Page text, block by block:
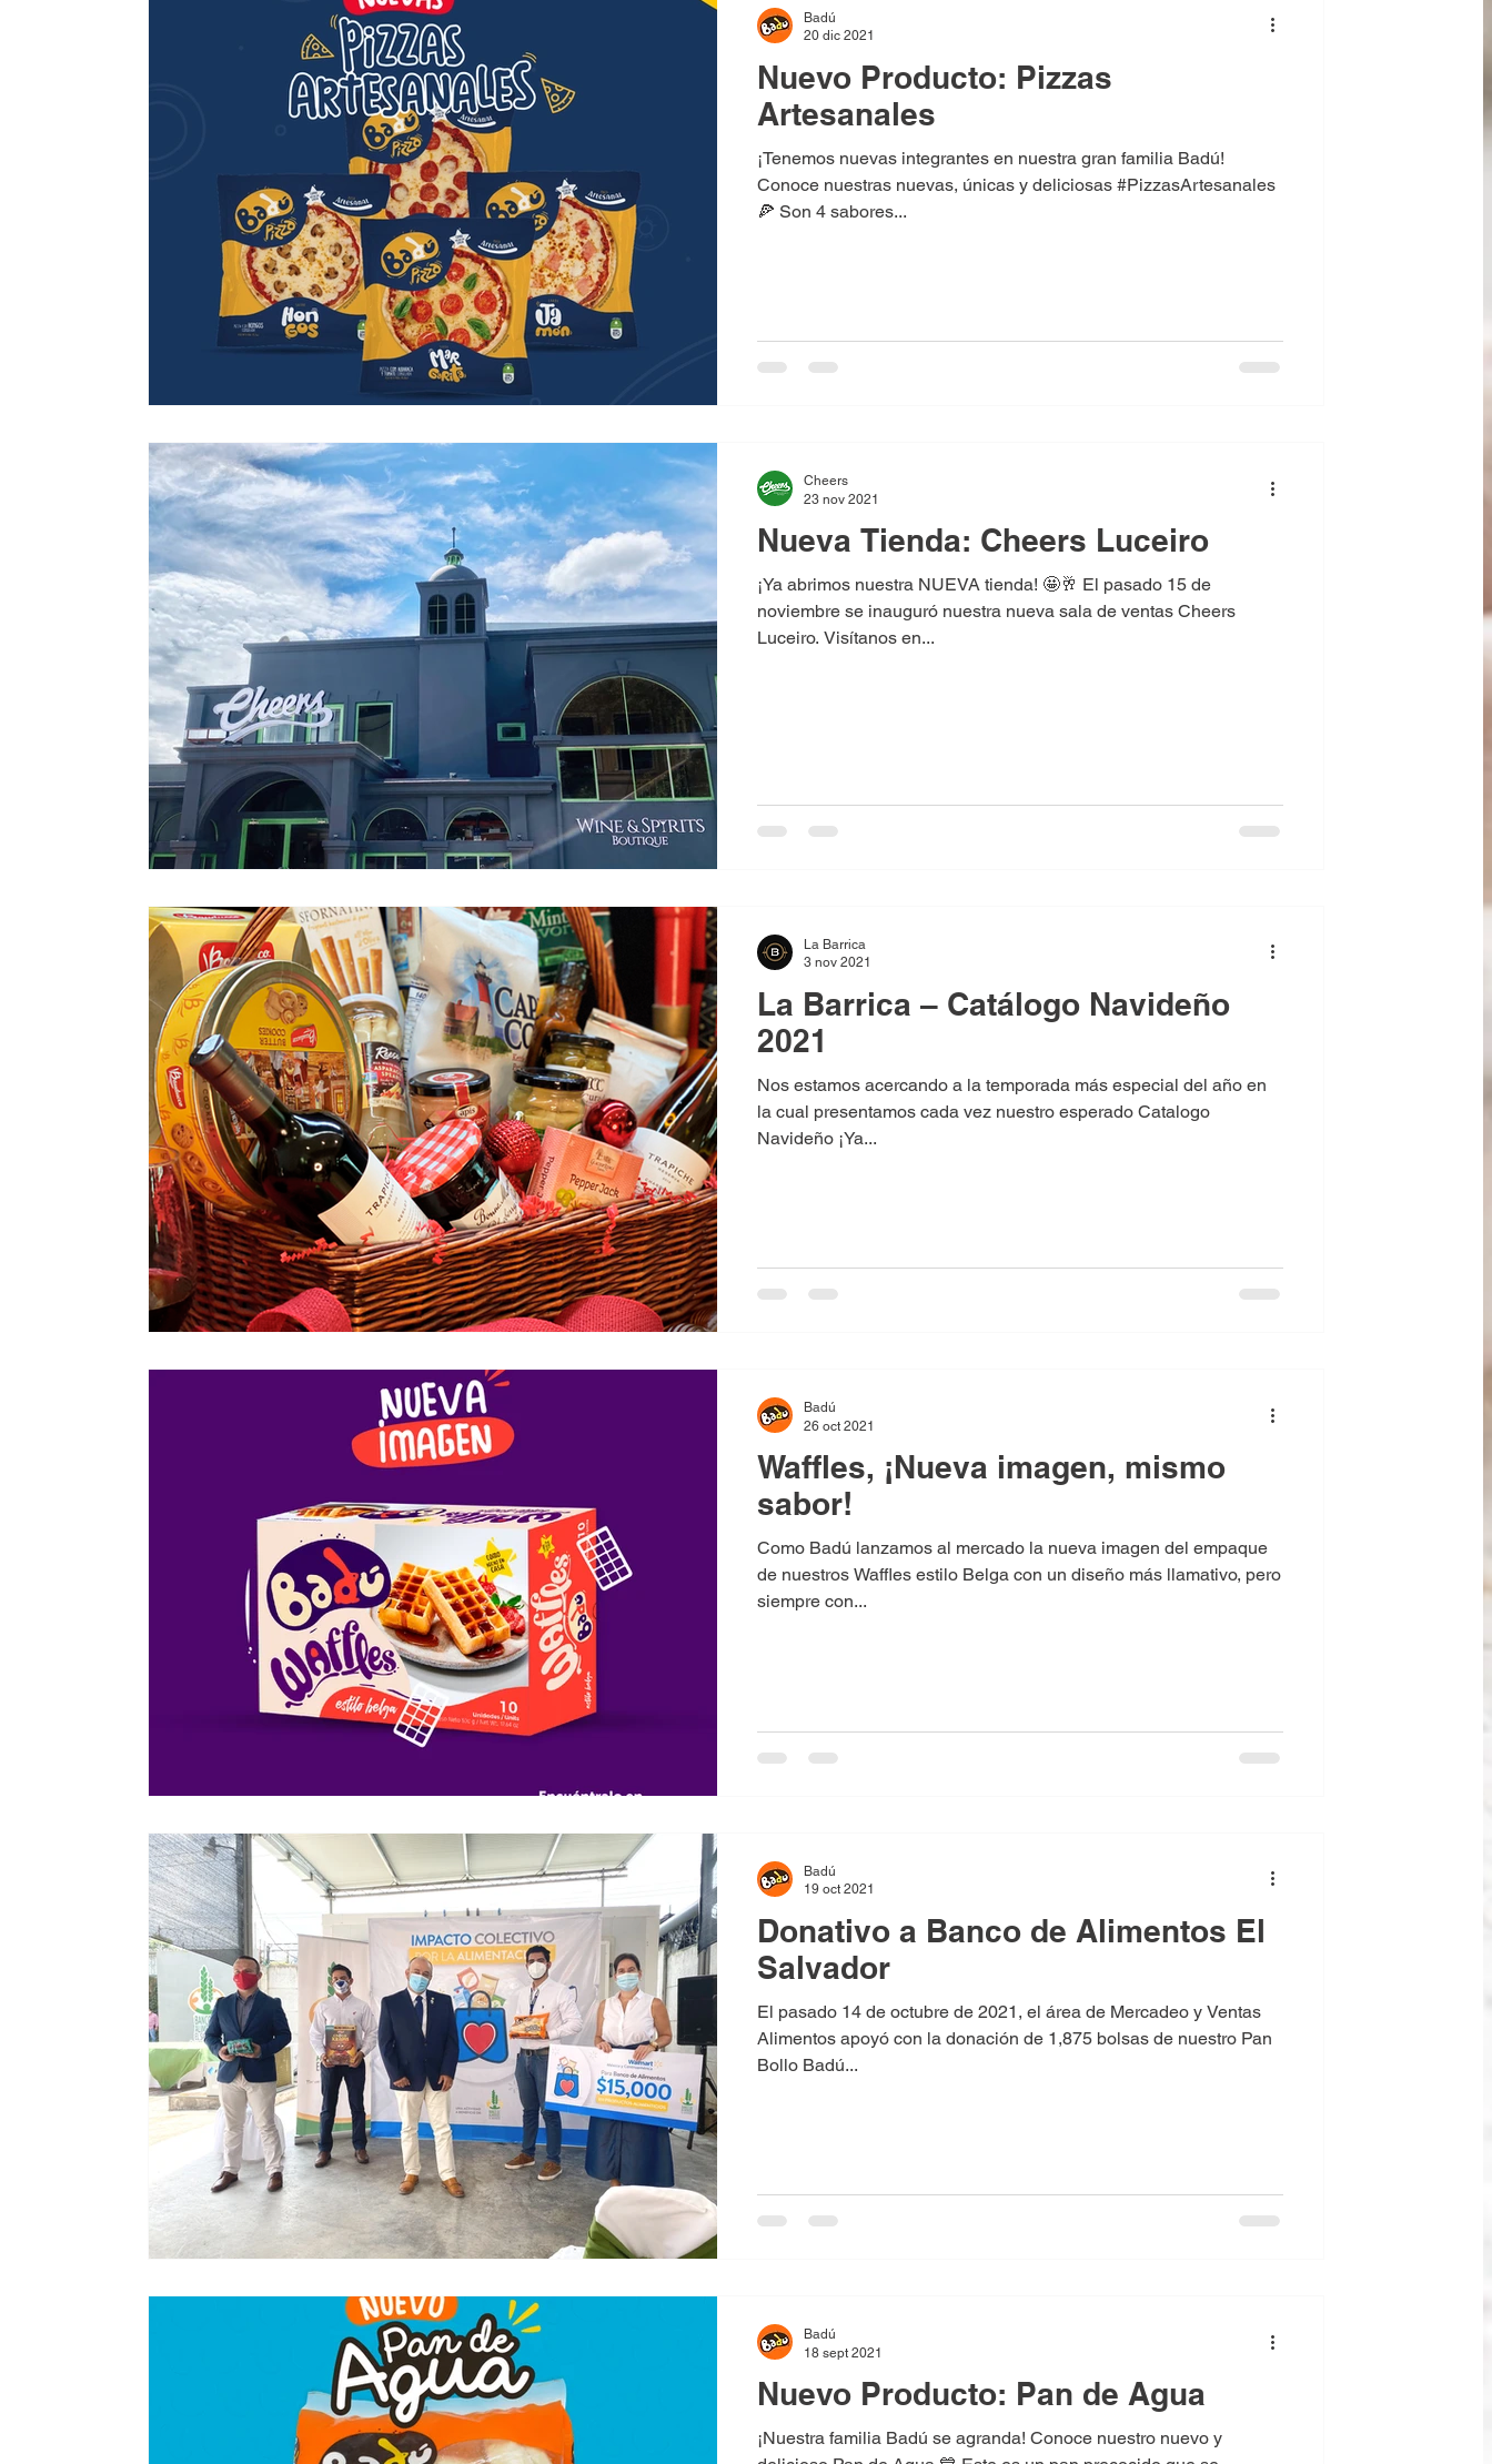
Nuevo Producto: Pizzas
Artesanales
¡Tenemos nuevas integrantes en nuestra gran familia Badú!
Conoce nuestras nuevas, únicas y deliciosas #PizzasArtesanales
🍕 Son 4 sabores...
Badú
20 dic 2021
Nueva Tienda: Cheers Luceiro
¡Ya abrimos nuestra NUEVA tienda! 🤩🥂 El pasado 15 de
noviembre se inauguró nuestra nueva sala de ventas Cheers
Luceiro. Visítanos en...
Cheers
23 nov 2021
La Barrica – Catálogo Navideño
2021
Nos estamos acercando a la temporada más especial del año en
la cual presentamos cada vez nuestro esperado Catalogo
Navideño ¡Ya...
La Barrica
3 nov 2021
Waffles, ¡Nueva imagen, mismo
sabor!
Como Badú lanzamos al mercado la nueva imagen del empaque
de nuestros Waffles estilo Belga con un diseño más llamativo, pero
siempre con...
Badú
26 oct 2021
Donativo a Banco de Alimentos El
Salvador
El pasado 14 de octubre de 2021, el área de Mercadeo y Ventas
Alimentos apoyó con la donación de 1,875 bolsas de nuestro Pan
Bollo Badú...
Badú
19 oct 2021
Nuevo Producto: Pan de Agua
¡Nuestra familia Badú se agranda! Conoce nuestro nuevo y
Badú
18 sept 2021